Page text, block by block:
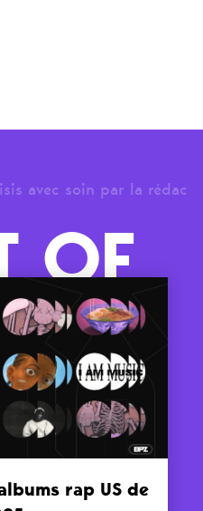
avec soin par la rédac
OF
rap US de